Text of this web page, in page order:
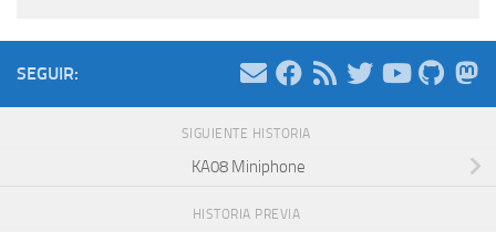
SEGUIR:
SIGUIENTE HISTORIA
KA08 Miniphone
HISTORIA PREVIA